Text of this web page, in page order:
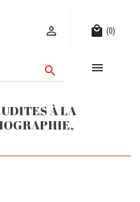
 local_mall (0)
 
À LA